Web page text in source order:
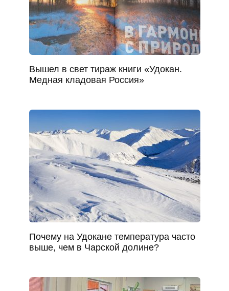
Вышел в свет тираж книги «Удокан.
Медная кладовая Россия»
Почему на Удокане температура часто
выше, чем в Чарской долине?